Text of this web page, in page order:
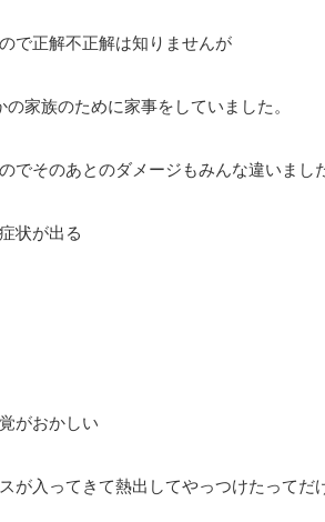
で正解不正解は知りませんが
家族のために家事をしていました。
でそのあとのダメージもみんな違いまし
状が出る
がおかしい
が入ってきて熱出してやっつけたってだ